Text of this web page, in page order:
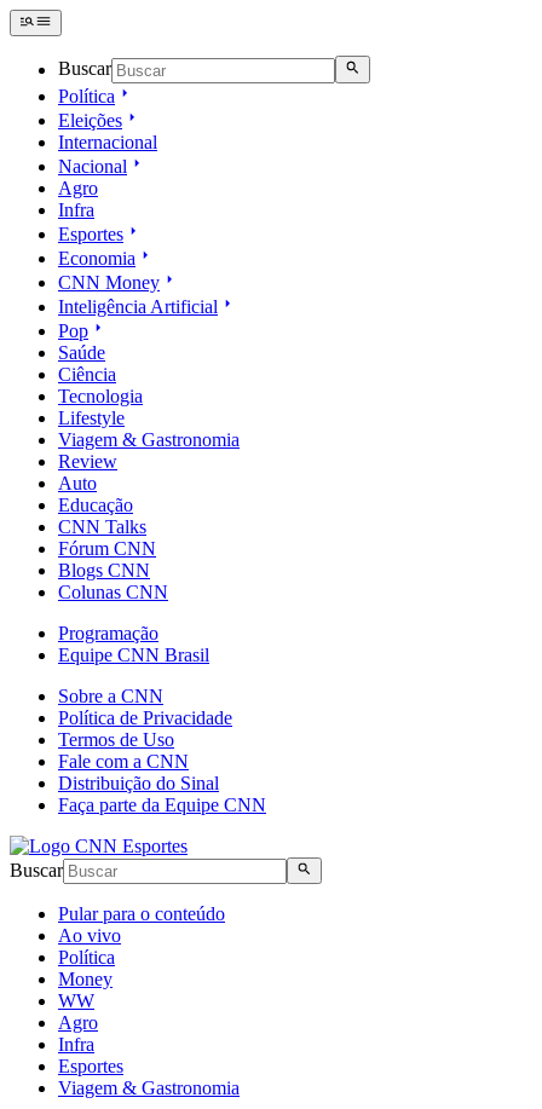
Buscar
Política
Eleições
Internacional
Nacional
Agro
Infra
Esportes
Economia
CNN Money
Inteligência Artificial
Pop
Saúde
Ciência
Tecnologia
Lifestyle
Viagem & Gastronomia
Review
Auto
Educação
CNN Talks
Fórum CNN
Blogs CNN
Colunas CNN
Programação
Equipe CNN Brasil
Sobre a CNN
Política de Privacidade
Termos de Uso
Fale com a CNN
Distribuição do Sinal
Faça parte da Equipe CNN
Buscar
Pular para o conteúdo
Ao vivo
Política
Money
WW
Agro
Infra
Esportes
Viagem & Gastronomia